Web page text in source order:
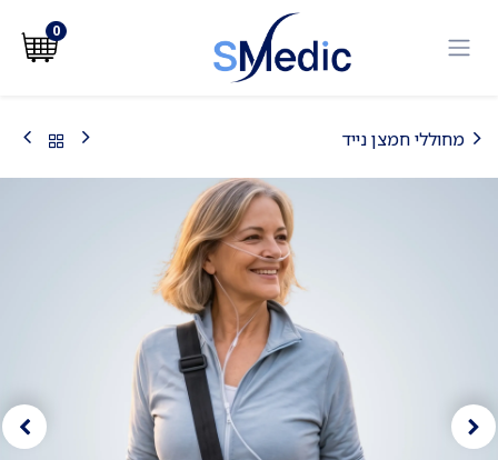
0
מחוללי חמצן נייד